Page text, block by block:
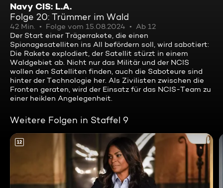
Navy CIS: L.A.
Folge 20: Trümmer im Wald
42 Min. Folge vom 15.08.2024
Ab 12
Der Start einer Trägerrakete, die einen
Spionagesatelliten ins All befördern soll, wird sabotiert:
Die Rakete explodiert, der Satellit stürzt in einem
Waldgebiet ab. Nicht nur das Militär und der NCIS
wollen den Satelliten finden, auch die Saboteure sind
hinter der Technologie her. Als Zivilisten zwischen die
Fronten geraten, wird der Einsatz für das NCIS-Team zu
einer heiklen Angelegenheit.
Weitere Folgen in Staffel 9
12